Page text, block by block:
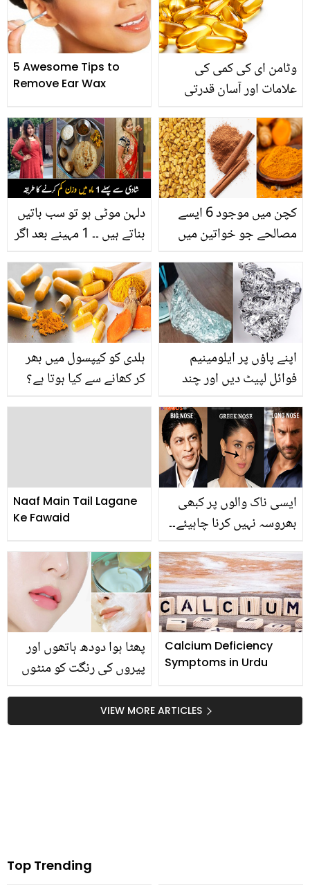
5 Awesome Tips to
Remove Ear Wax
وٹامن ای کی کمی کی
علامات اور آسان قدرتی
دلہن موٹی ہو تو سب باتیں
بناتے ہیں ۔۔ 1 مہینے بعد اگر
والی ہے تو اپنے وزن کو کم
کرنے کا یہ طریقہ بس آپ
کے لئے ہے
کچن میں موجود 6 ایسے
مصالحے جو خواتین میں
مفید ہیں
ہلدی کو کیپسول میں بھر
کر کھانے سے کیا ہوتا ہے؟
اپنے پاؤں پر ایلومینیم
فوائل لپیٹ دیں اور چند
بلکہ 5 حیرت انگیز فوائد،
جو دیکھ کر آپ بھی حیران
رہ جائیں گے
Naaf Main Tail Lagane
Ke Fawaid
ایسی ناک والوں پر کبھی
بھروسہ نہیں کرنا چاہیئے۔۔
آپ کی شخصیت کے بارے
میں کیا ظاہر کرتی ہے؟
پھٹا ہوا دودھ ہاتھوں اور
پیروں کی رنگت کو منٹوں
جانیئے بہترین ٹپ
Calcium Deficiency
Symptoms in Urdu
VIEW MORE ARTICLES
Top Trending